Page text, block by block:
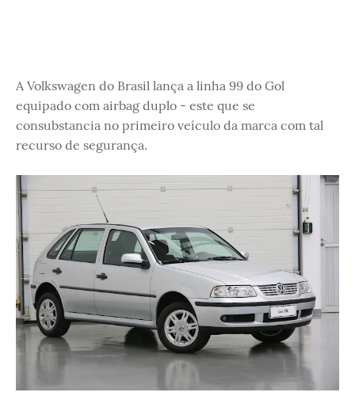
A Volkswagen do Brasil lança a linha 99 do Gol
equipado com airbag duplo - este que se
consubstancia no primeiro veículo da marca com tal
recurso de segurança.